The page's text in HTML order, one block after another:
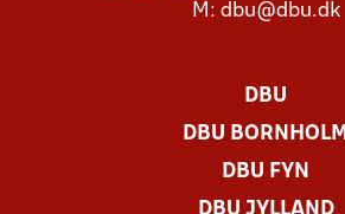
M: dbu@dbu.dk
DBU
DBU BORNHOLM
DBU FYN